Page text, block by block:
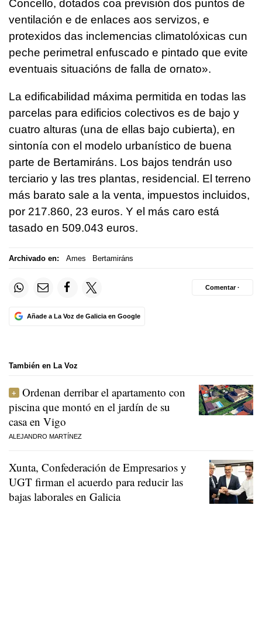
Concello, dotados coa previsión dos puntos de
ventilación e de enlaces aos servizos, e
protexidos das inclemencias climatolóxicas cun
peche perimetral enfuscado e pintado que evite
eventuais situacións de falla de ornato».
La edificabilidad máxima permitida en todas las
parcelas para edificios colectivos es de bajo y
cuatro alturas (una de ellas bajo cubierta), en
sintonía con el modelo urbanístico de buena
parte de Bertamiráns. Los bajos tendrán uso
terciario y las tres plantas, residencial. El terreno
más barato sale a la venta, impuestos incluidos,
por 217.860, 23 euros. Y el más caro está
tasado en 509.043 euros.
Archivado en: Ames Bertamiráns
Añade a La Voz de Galicia en Google
Comentar ·
También en La Voz
Ordenan derribar el apartamento con
piscina que montó en el jardín de su
casa en Vigo
ALEJANDRO MARTÍNEZ
Xunta, Confederación de Empresarios y
UGT firman el acuerdo para reducir las
bajas laborales en Galicia